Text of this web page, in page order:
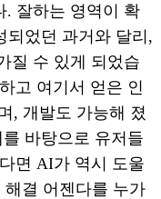
. 잘하는 영역이 확
되었던 과거와 달리,
질 수 있게 되었습
고 여기서 얻은 인
, 개발도 가능해 졌
바탕으로 유저들
면 AI가 역시 도울
결 어젠다를 누가